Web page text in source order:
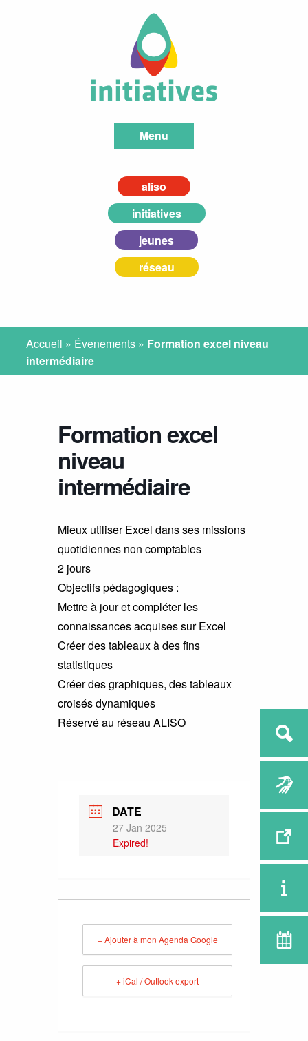
Menu
aliso
initiatives
jeunes
réseau
Accueil » Évenements » Formation excel niveau
intermédiaire
Formation excel
niveau
intermédiaire
Mieux utiliser Excel dans ses missions
quotidiennes non comptables
2 jours
Objectifs pédagogiques :
Mettre à jour et compléter les
connaissances acquises sur Excel
Créer des tableaux à des fins
statistiques
Créer des graphiques, des tableaux
croisés dynamiques
Réservé au réseau ALISO
DATE
27 Jan 2025
Expired!
+ Ajouter à mon Agenda Google
+ iCal / Outlook export